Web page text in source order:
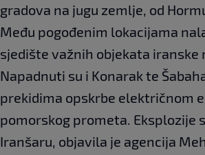
gradova na jugu zemlje, od
Među pogođenim lokacijama
sjedište važnih objekata iranske
Napadnuti su i Konarak te
prekidima opskrbe električnom
pomorskog prometa. Eksplozije
Iranšaru, objavila je agencija